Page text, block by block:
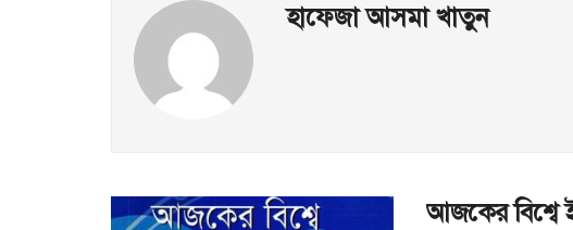
হাফেজা আসমা খাতুন
আজকের বিশ্বে